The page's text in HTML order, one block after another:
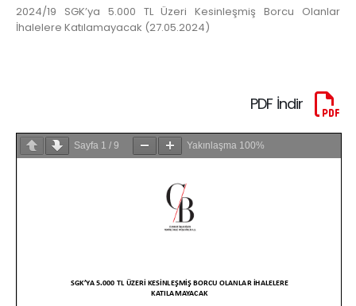
2024/19 SGK’ya 5.000 TL Üzeri Kesinleşmiş Borcu Olanlar
İhalelere Katılamayacak (27.05.2024)
PDF İndir
Sayfa 1 / 9 Yakınlaşma 100%